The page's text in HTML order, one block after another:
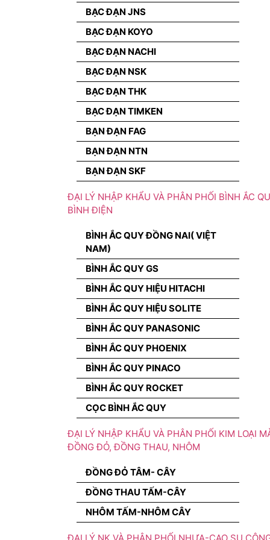
BẠC ĐẠN JNS
BẠC ĐẠN KOYO
BẠC ĐẠN NACHI
BẠC ĐẠN NSK
BẠC ĐẠN THK
BẠC ĐẠN TIMKEN
BẠN ĐẠN FAG
BẠN ĐẠN NTN
BẠN ĐẠN SKF
ĐẠI LÝ NHẬP KHẨU VÀ PHÂN PHỐI BÌNH ẮC
BÌNH ĐIỆN
BÌNH ẮC QUY ĐỒNG NAI( VIỆT
NAM)
BÌNH ẮC QUY GS
BÌNH ẮC QUY HIỆU HITACHI
BÌNH ẮC QUY HIỆU SOLITE
BÌNH ẮC QUY PANASONIC
BÌNH ẮC QUY PHOENIX
BÌNH ẮC QUY PINACO
BÌNH ẮC QUY ROCKET
CỌC BÌNH ẮC QUY
ĐẠI LÝ NHẬP KHẨU VÀ PHÂN PHỐI KIM LOẠI
ĐỒNG ĐỎ, ĐỒNG THAU, NHÔM
ĐỒNG ĐỎ TÂM- CÂY
ĐỒNG THAU TẤM-CÂY
NHÔM TẤM-NHÔM CÂY